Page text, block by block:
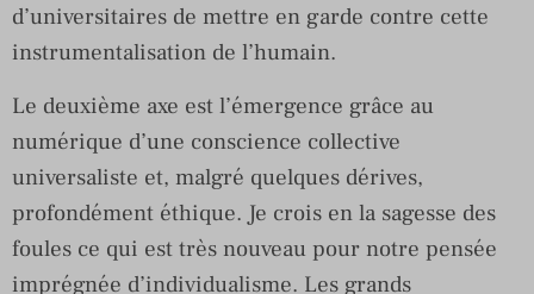
d’universitaires de mettre en garde contre cette
instrumentalisation de l’humain.
Le deuxième axe est l’émergence grâce au
numérique d’une conscience collective
universaliste et, malgré quelques dérives,
profondément éthique. Je crois en la sagesse des
foules ce qui est très nouveau pour notre pensée
imprégnée d’individualisme. Les grands